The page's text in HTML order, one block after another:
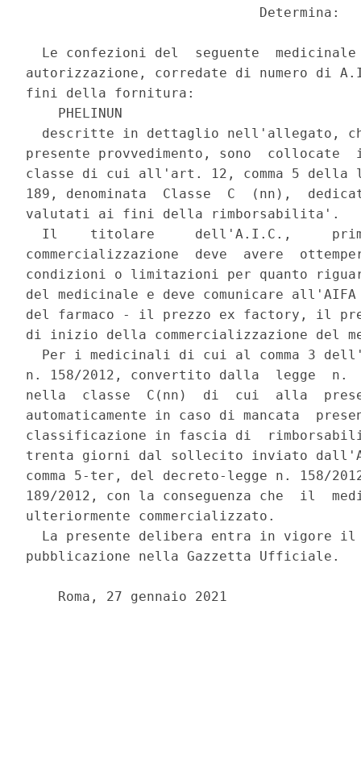
                             Determina:
Le confezioni del  seguente
autorizzazione, corredate di numero di
fini della fornitura:
    PHELINUN
descritte in dettaglio nell'allegato,
presente provvedimento, sono
classe di cui all'art. 12, comma 5 della
189, denominata  Classe  C  (nn),
valutati ai fini della rimborsabilita'.
Il    titolare     dell'A.I.C.,
commercializzazione  deve  avere
condizioni o limitazioni per quanto
del medicinale e deve comunicare
del farmaco - il prezzo ex factory, il
di inizio della commercializzazione del
Per i medicinali di cui al comma 3
n. 158/2012, convertito dalla  legge  n.
nella  classe  C(nn)  di  cui  alla
automaticamente in caso di mancata
classificazione in fascia di
trenta giorni dal sollecito inviato
comma 5-ter, del decreto-legge n. 158/
189/2012, con la conseguenza che  il
ulteriormente commercializzato.
La presente delibera entra in vigore
pubblicazione nella Gazzetta Ufficiale.
    Roma, 27 gennaio 2021